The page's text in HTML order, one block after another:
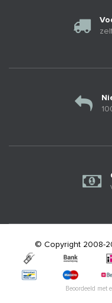
© Copyright 2008-
Beoordeeld met